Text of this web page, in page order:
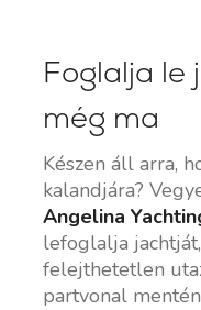
Foglalja le
még ma
Készen áll arra,
kalandjára?
Angelina
lefoglalja
felejthetetlen
partvonal